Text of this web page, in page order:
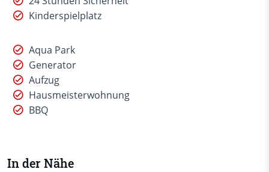
Kinderspielplatz
Aqua Park
Generator
Aufzug
Hausmeisterwohnung
BBQ
In der Nähe